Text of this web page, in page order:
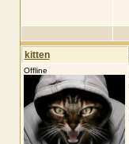
kitten
Offline